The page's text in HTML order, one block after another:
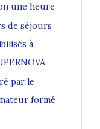
une heure
de séjours
à
par le
formé